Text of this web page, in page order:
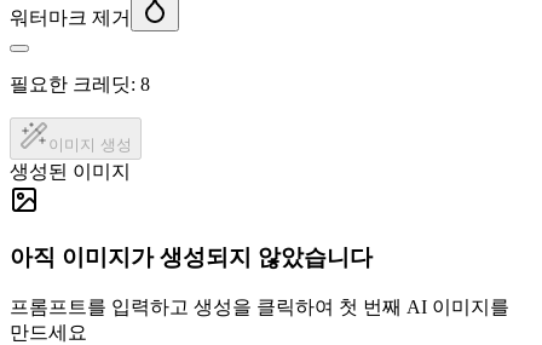
워터마크 제거
필요한 크레딧: 8
이미지 생성
생성된 이미지
아직 이미지가 생성되지 않았습니다
프롬프트를 입력하고 생성을 클릭하여 첫 번째 AI 이미지를
만드세요